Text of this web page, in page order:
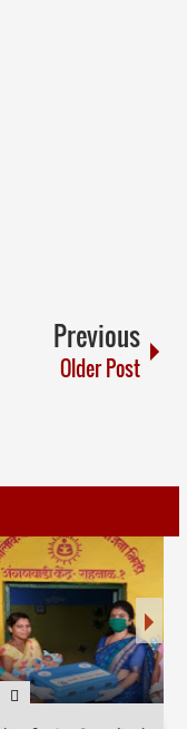
Previous
Older Post